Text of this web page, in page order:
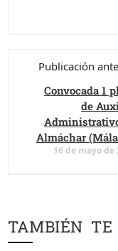
Publicación
Convocada 1
de
Almáchar
16 de mayo de
TAMBIÉN TE